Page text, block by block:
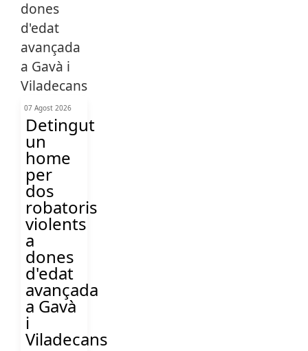
07 Agost 2026
Detingut
un
home
per
dos
robatoris
violents
a
dones
d'edat
avançada
a Gavà
i
Viladecans